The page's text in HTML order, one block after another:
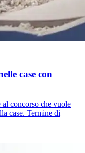
case con
concorso che vuole
case. Termine di